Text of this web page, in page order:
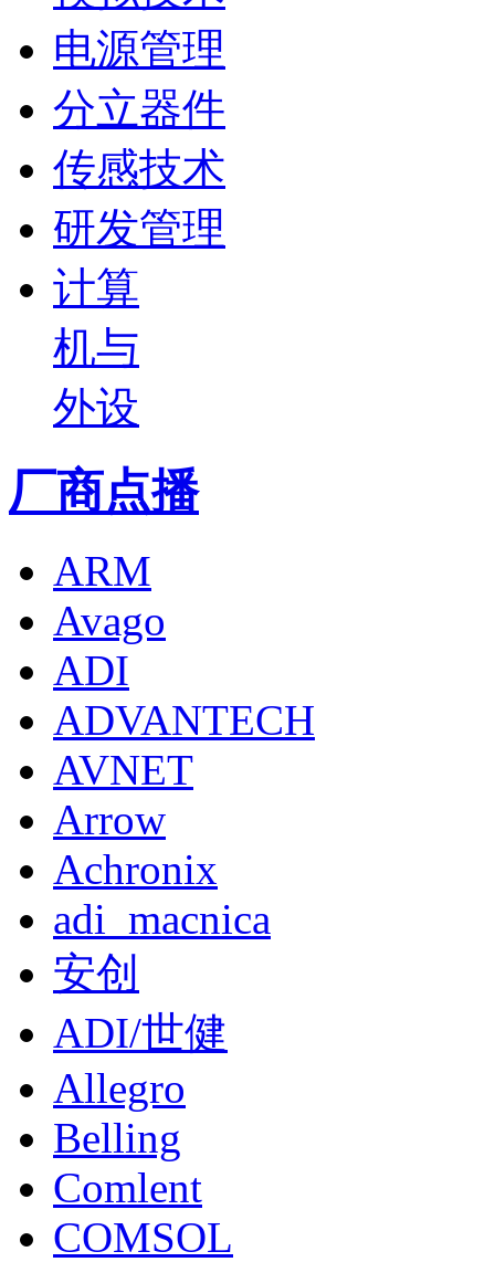
电源管理
分立器件
传感技术
研发管理
计算
机与
外设
厂商点播
ARM
Avago
ADI
ADVANTECH
AVNET
Arrow
Achronix
adi_macnica
安创
ADI/世健
Allegro
Belling
Comlent
COMSOL